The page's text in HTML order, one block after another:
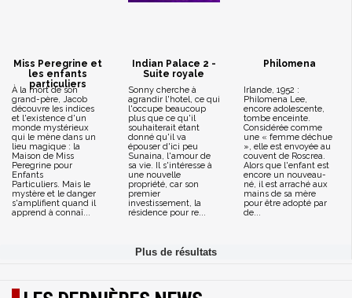
Miss Peregrine et
les enfants
particuliers
À la mort de son
grand-père, Jacob
découvre les indices
et l'existence d'un
monde mystérieux
qui le mène dans un
lieu magique : la
Maison de Miss
Peregrine pour
Enfants
Particuliers. Mais le
mystère et le danger
s'amplifient quand il
apprend à connaî...
Indian Palace 2 -
Suite royale
Sonny cherche à
agrandir l'hotel, ce qui
l'occupe beaucoup
plus que ce qu'il
souhaiterait étant
donné qu'il va
épouser d'ici peu
Sunaina, l'amour de
sa vie. Il s'intéresse à
une nouvelle
propriété, car son
premier
investissement, la
résidence pour re...
Philomena
Irlande, 1952 :
Philomena Lee,
encore adolescente,
tombe enceinte.
Considérée comme
une « femme déchue
», elle est envoyée au
couvent de Roscrea.
Alors que l'enfant est
encore un nouveau-
né, il est arraché aux
mains de sa mère
pour être adopté par
de...